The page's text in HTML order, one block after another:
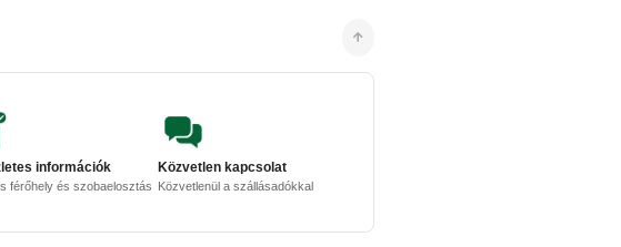
információk
férőhely és szobaelosztás
Közvetlen kapcsolat
Közvetlenül a szállásadókkal